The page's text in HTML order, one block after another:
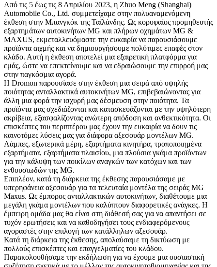
Από τις 5 έως τις 8 Απριλίου 2023, η Zhuo Meng (Shanghai)
Automobile Co., Ltd. συμμετείχαμε στην πολυαναμενόμενη
έκθεση στην Μπανγκόκ της Ταϊλάνδης. Ως κορυφαίος προμηθευτής
εξαρτημάτων αυτοκινήτων MG και πλήρων οχημάτων MG &
MAXUS, εκμεταλλευόμαστε την ευκαιρία να παρουσιάσουμε
προϊόντα αιχμής και να δημιουργήσουμε πολύτιμες επαφές στον
κλάδο. Αυτή η έκθεση αποτελεί μια εξαιρετική πλατφόρμα για
εμάς, ώστε να επεκτείνουμε και να εδραιώσουμε την επιρροή μας
στην παγκόσμια αγορά.
Η Dromon παρουσίασε στην έκθεση μια σειρά από υψηλής
ποιότητας ανταλλακτικά αυτοκινήτων MG, επιβεβαιώνοντας για
άλλη μια φορά την ισχυρή μας δέσμευση στην ποιότητα. Τα
προϊόντα μας σχεδιάζονται και κατασκευάζονται με την υψηλότερη
ακρίβεια, εξασφαλίζοντας ανώτερη απόδοση και ανθεκτικότητα. Οι
επισκέπτες του περιπτέρου μας έχουν την ευκαιρία να δουν τις
καινοτόμες λύσεις μας για διάφορα αξεσουάρ μοντέλων MG.
Λάμπες, εξωτερικά μέρη, εξαρτήματα κινητήρα, τροποποιημένα
εξαρτήματα, εξαρτήματα πλαισίου, μια πλούσια γκάμα προϊόντων
για την κάλυψη των ποικίλων αναγκών των κατόχων και των
ενθουσιωδών της MG.
Επιπλέον, κατά τη διάρκεια της έκθεσης παρουσιάσαμε με
υπερηφάνεια αξεσουάρ για τα τελευταία μοντέλα της σειράς MG
Maxus. Ως έμπορος ανταλλακτικών αυτοκινήτων, διαθέτουμε μια
μεγάλη γκάμα μοντέλων που καλύπτουν διαφορετικές ανάγκες. Η
έμπειρη ομάδα μας θα είναι στη διάθεσή σας για να απαντήσει σε
τυχόν ερωτήσεις και να καθοδηγήσει τους ενδιαφερόμενους
αγοραστές στην επιλογή των κατάλληλων αξεσουάρ.
Κατά τη διάρκεια της έκθεσης, απολαύσαμε τη δικτύωση με
πολλούς επισκέπτες και επαγγελματίες του κλάδου.
Παρακολουθήσαμε την εκδήλωση για να έχουμε μια ουσιαστική